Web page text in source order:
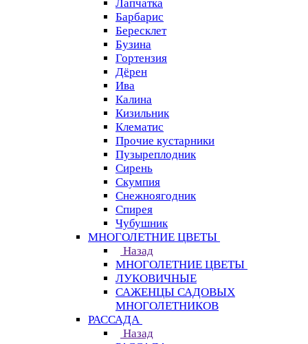
Лапчатка
Барбарис
Бересклет
Бузина
Гортензия
Дёрен
Ива
Калина
Кизильник
Клематис
Прочие кустарники
Пузыреплодник
Сирень
Скумпия
Снежноягодник
Спирея
Чубушник
МНОГОЛЕТНИЕ ЦВЕТЫ
Назад
МНОГОЛЕТНИЕ ЦВЕТЫ
ЛУКОВИЧНЫЕ
САЖЕНЦЫ САДОВЫХ
МНОГОЛЕТНИКОВ
РАССАДА
Назад